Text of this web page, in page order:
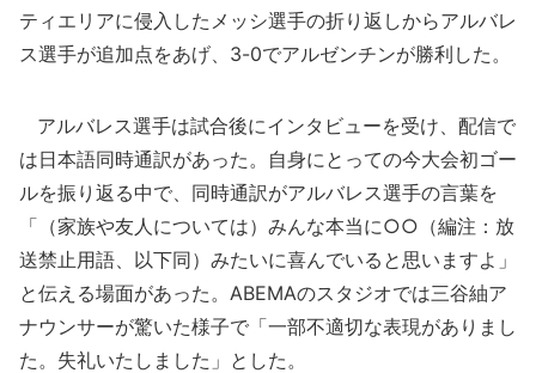
ティエリアに侵入したメッシ選手の折り返しからアルバレ
ス選手が追加点をあげ、3-0でアルゼンチンが勝利した。
アルバレス選手は試合後にインタビューを受け、配信で
は日本語同時通訳があった。自身にとっての今大会初ゴー
ルを振り返る中で、同時通訳がアルバレス選手の言葉を
「（家族や友人については）みんな本当に○○（編注：放
送禁止用語、以下同）みたいに喜んでいると思いますよ」
と伝える場面があった。ABEMAのスタジオでは三谷紬ア
ナウンサーが驚いた様子で「一部不適切な表現がありまし
た。失礼いたしました」とした。